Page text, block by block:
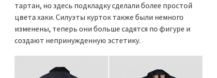
тартан, но здесь подкладку сделали более простой
цвета хаки. Силуэты курток также были немного
изменены, теперь они больше садятся по фигуре и
создают непринужденную эстетику.